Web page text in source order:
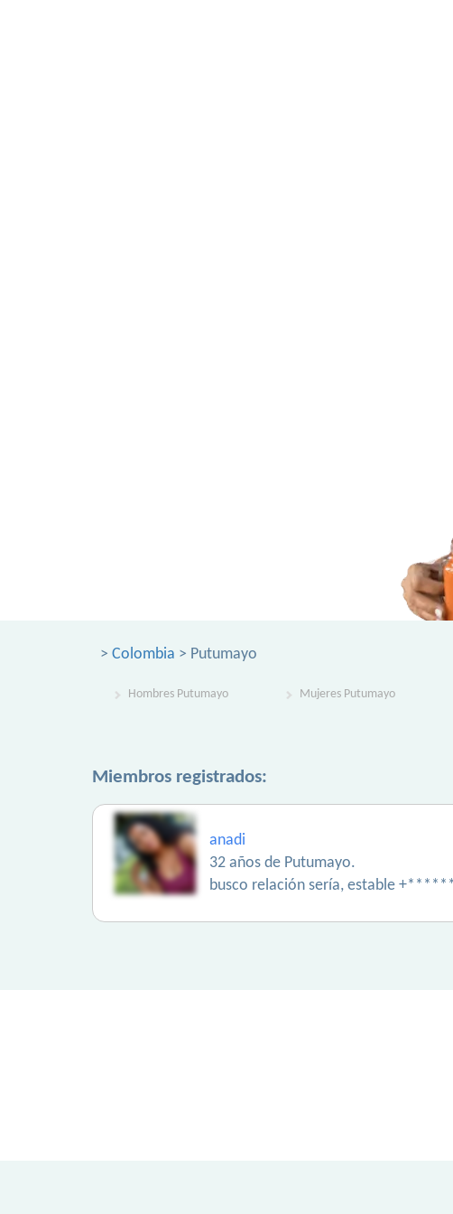
> Colombia > Putumayo
Hombres Putumayo Mujeres Putumayo
Miembros registrados:
anadi
32 años de Putumayo.
busco relación sería, estable